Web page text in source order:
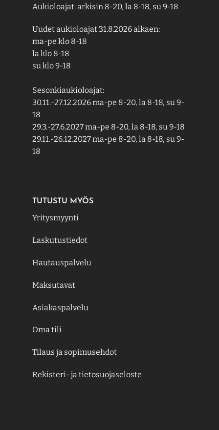
Aukioloajat: arkisin 8-20, la 8-18, su 9-18
Uudet aukioloajat 31.8.2026 alkaen:
ma-pe klo 8-18
la klo 8-18
su klo 9-18
Sesonkiaukioloajat:
30.11.-27.12.2026 ma-pe 8-20, la 8-18, su 9-
18
29.3.-27.6.2027 ma-pe 8-20, la 8-18, su 9-18
29.11.-26.12.2027 ma-pe 8-20, la 8-18, su 9-
18
TUTUSTU MYÖS
Yritysmyynti
Laskutustiedot
Hautauspalvelu
Maksutavat
Asiakaspalvelu
Oma tili
Tilaus ja sopimusehdot
Rekisteri- ja tietosuojaseloste